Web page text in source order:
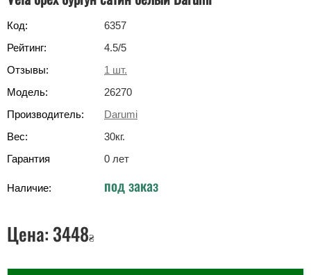
Код:
6357
Рейтинг:
4.5/5
Отзывы:
1 шт.
Модель:
26270
Производитель:
Darumi
Вес:
30кг.
Гарантия
0 лет
Наличие: под заказ
Цена: 3448₴